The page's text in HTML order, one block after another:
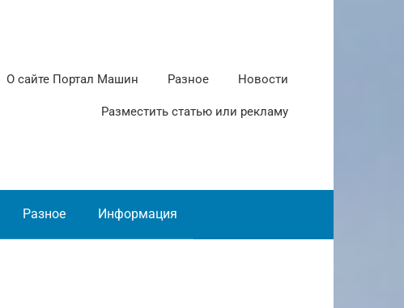
О сайте Портал Машин Разное Новости
Разместить статью или рекламу
Разное Информация